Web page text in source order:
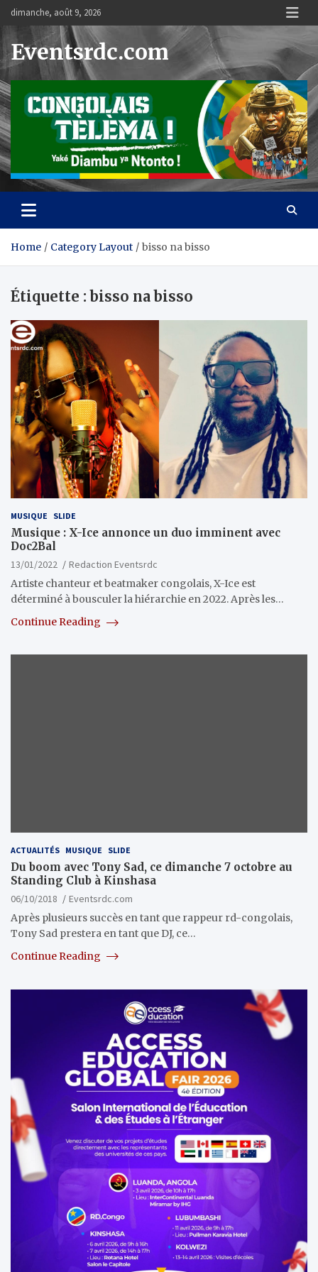
Skip
content
dimanche, août 9, 2026
Eventsrdc.com
Home Category Layout bisso na bisso
Étiquette :bisso na bisso
MUSIQUE SLIDE
Musique : X-Ice annonce un duo imminent avec
Doc2Bal
13/01/2022
Redaction Eventsrdc
Artiste chanteur et beatmaker congolais, X-Ice est
déterminé à bousculer la hiérarchie en 2022. Après les…
Continue Reading
ACTUALITÉS MUSIQUE SLIDE
Du boom avec Tony Sad, ce dimanche 7 octobre au
Standing Club à Kinshasa
06/10/2018
Eventsrdc.com
Après plusieurs succès en tant que rappeur rd-congolais,
Tony Sad prestera en tant que DJ, ce…
Continue Reading